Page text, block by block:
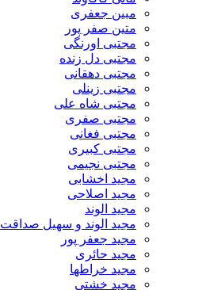
مبین جعفری
متین صفر پور
مجتبی اورنگی
مجتبی دل زنده
مجتبی دهقانی
مجتبی زینلی
مجتبی شاه علی
مجتبی صفری
مجتبی فغانی
مجتبی کبیری
مجتبی نجیمی
مجید اخشابی
مجید اصلاحی
مجید الوند‎
مجید الوند و سهیل صداقت
مجید جعفر پور
مجید حائری
مجید خراطها
مجید خشتی